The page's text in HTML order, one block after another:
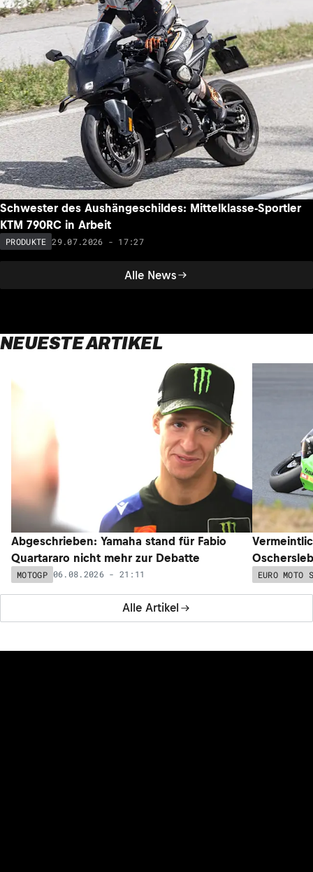
Alle News
Schwester des Aushängeschildes: Mittelklasse-Sportler
KTM 790RC in Arbeit
PRODUKTE 29.07.2026 - 17:27
NEUESTE ARTIKEL
Alle Artikel
Abgeschrieben: Yamaha stand für Fabio
Quartararo nicht mehr zur Debatte
MOTOGP 06.08.2026 - 21:11 EURO MOTO